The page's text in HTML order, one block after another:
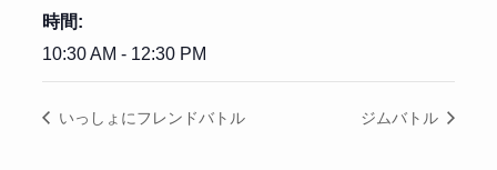
時間:
10:30 AM - 12:30 PM
いっしょにフレンドバトル ジムバトル